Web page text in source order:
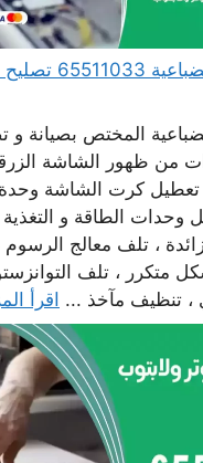
مهندس كمبيوتر
المختص بصيانة و
من ظهور الشاشة
تعطيل كرت الشاشة
وحدات الطاقة و التغذية
، تلف معالج الرسوم
متكرر ، تلف
، تنظيف مآخذ ... اقرأ